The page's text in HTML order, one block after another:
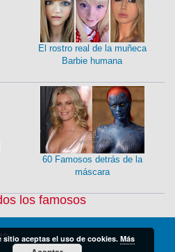
El rostro real de la muñeca
Barbie humana
60 Famosos detrás de la
máscara
los famosos
aceptas el uso de cookies. Más